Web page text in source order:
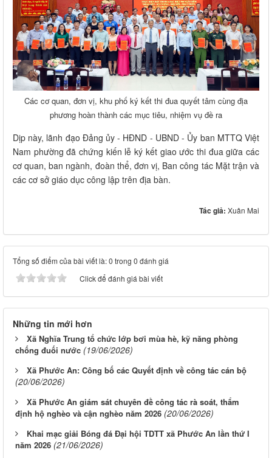
Các cơ quan, đơn vị, khu phố ký kết thi đua quyết tâm cùng địa
phương hoàn thành các mục tiêu, nhiệm vụ đề ra
Dịp này, lãnh đạo Đảng ủy - HĐND - UBND - Ủy ban MTTQ Việt
Nam phường đã chứng kiến lễ ký kết giao ước thi đua giữa các
cơ quan, ban ngành, đoàn thể, đơn vị, Ban công tác Mặt trận và
các cơ sở giáo dục công lập trên địa bàn.
Tác giả: Xuân Mai
Tổng số điểm của bài viết là: 0 trong 0 đánh giá
Click để đánh giá bài viết
Những tin mới hơn
Xã Nghĩa Trung tổ chức lớp bơi mùa hè, kỹ năng phòng
chống đuối nước (19/06/2026)
Xã Phước An: Công bố các Quyết định về công tác cán bộ
(20/06/2026)
Xã Phước An giám sát chuyên đề công tác rà soát, thẩm
định hộ nghèo và cận nghèo năm 2026 (20/06/2026)
Khai mạc giải Bóng đá Đại hội TDTT xã Phước An lần thứ I
năm 2026 (21/06/2026)